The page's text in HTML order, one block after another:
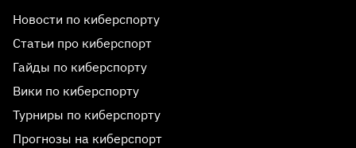
Новости по киберспорту
Статьи про киберспорт
Гайды по киберспорту
Вики по киберспорту
Турниры по киберспорту
Прогнозы на киберспорт